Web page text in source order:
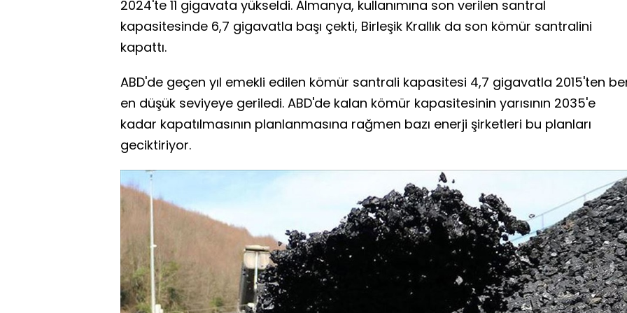
2024'te 11 gigavata yükseldi. Almanya, kullanımına son verilen santral
kapasitesinde 6,7 gigavatla başı çekti, Birleşik Krallık da son kömür santralini
kapattı.
ABD'de geçen yıl emekli edilen kömür santrali kapasitesi 4,7 gigavatla 2015'ten
en düşük seviyeye geriledi. ABD'de kalan kömür kapasitesinin yarısının 2035'e
kadar kapatılmasının planlanmasına rağmen bazı enerji şirketleri bu planları
geciktiriyor.